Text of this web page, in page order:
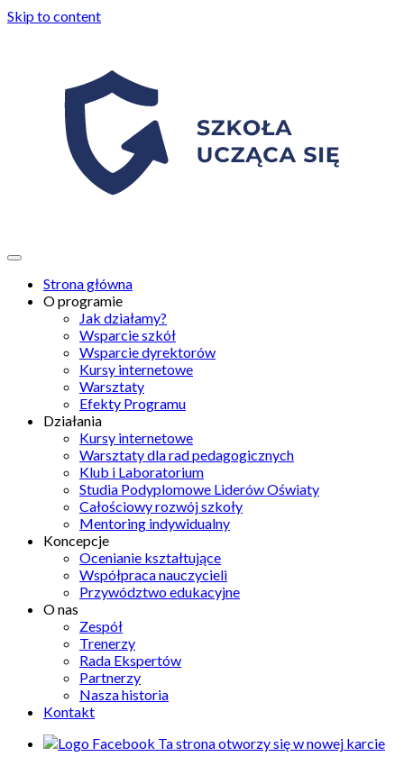
Skip to content
Strona główna
O programie
Jak działamy?
Wsparcie szkół
Wsparcie dyrektorów
Kursy internetowe
Warsztaty
Efekty Programu
Działania
Kursy internetowe
Warsztaty dla rad pedagogicznych
Klub i Laboratorium
Studia Podyplomowe Liderów Oświaty
Całościowy rozwój szkoły
Mentoring indywidualny
Koncepcje
Ocenianie kształtujące
Współpraca nauczycieli
Przywództwo edukacyjne
O nas
Zespół
Trenerzy
Rada Ekspertów
Partnerzy
Nasza historia
Kontakt
Ta strona otworzy się w nowej karcie